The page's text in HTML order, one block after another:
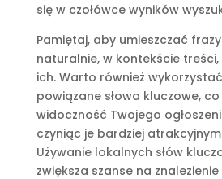
się w czołówce wyników
Pamiętaj, aby umieszczać
naturalnie, w kontekście
ich. Warto również
powiązane słowa kluczowe,
widoczność Twojego
czyniąc je bardziej
Używanie lokalnych słów
zwiększa szanse na